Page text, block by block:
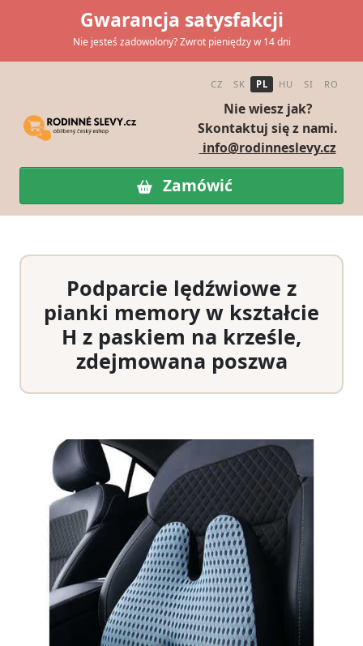
Gwarancja satysfakcji
Nie jesteś zadowolony? Zwrot pieniędzy w 14 dni
CZ SK PL HU SI RO
Nie wiesz jak?
Skontaktuj się z nami.
info@rodinneslevy.cz
Zamówić
Podparcie lędźwiowe z
pianki memory w kształcie
H z paskiem na krześle,
zdejmowana poszwa